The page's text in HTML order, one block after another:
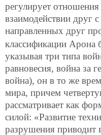
регулирует
взаимодействии друг
направленных друг
классификации Арона
указывая три типа
равновесия, война за
война), он в то же
мира, причем
рассматривает как
силой: «Развитие
разрушения приводит